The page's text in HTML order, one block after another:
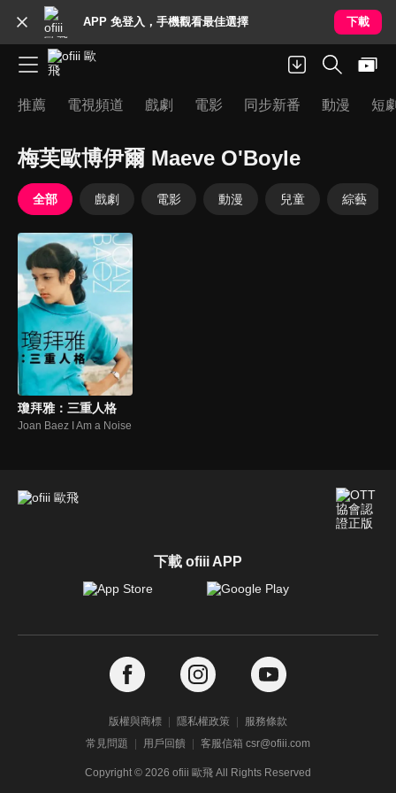
APP 免登入，手機觀看最佳選擇 下載
推薦 電視頻道 戲劇 電影 同步新番 動漫 短
梅芙歐博伊爾 Maeve O'Boyle
全部 戲劇 電影 動漫 兒童 綜藝
瓊拜雅：三重人格
Joan Baez I Am a Noise
下載 ofiii APP
版權與商標 隱私權政策
服務條款
常見問題
用戶回饋 客服信箱 csr@ofiii.com
Copyright © 2026 ofiii 歐飛 All Rights Reserved